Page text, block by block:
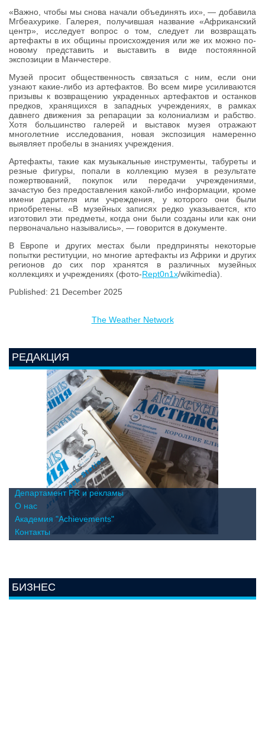
«Важно, чтобы мы снова начали объединять их», — добавила
Мгбеахурике. Галерея, получившая название «Африканский
центр», исследует вопрос о том, следует ли возвращать
артефакты в их общины происхождения или же их можно по-
новому представить и выставить в виде постояянной
экспозиции в Манчестере.
Музей просит общественность связаться с ним, если они
узнают какие-либо из артефактов. Во всем мире усиливаются
призывы к возвращению украденных артефактов и останков
предков, хранящихся в западных учреждениях, в рамках
давнего движения за репарации за колониализм и рабство.
Хотя большинство галерей и выставок музея отражают
многолетние исследования, новая экспозиция намеренно
выявляет пробелы в знаниях учреждения.
Артефакты, такие как музыкальные инструменты, табуреты и
резные фигуры, попали в коллекцию музея в результате
пожертвований, покупок или передачи учреждениями,
зачастую без предоставления какой-либо информации, кроме
имени дарителя или учреждения, у которого они были
приобретены. «В музейных записях редко указывается, кто
изготовил эти предметы, когда они были созданы или как они
первоначально назывались», — говорится в документе.
В Европе и других местах были предприняты некоторые
попытки реституции, но многие артефакты из Африки и других
регионов до сих пор хранятся в различных музейных
коллекциях и учреждениях (фото-Rept0n1x/wikimedia).
Published: 21 December 2025
The Weather Network
РЕДАКЦИЯ
Департамент PR и рекламы
О нас
Академия "Achievements"
Контакты
БИЗНЕС